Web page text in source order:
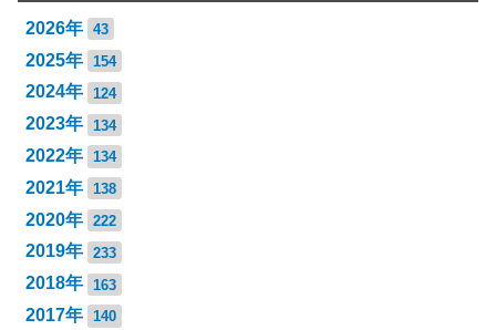
2026年 43
2025年 154
2024年 124
2023年 134
2022年 134
2021年 138
2020年 222
2019年 233
2018年 163
2017年 140